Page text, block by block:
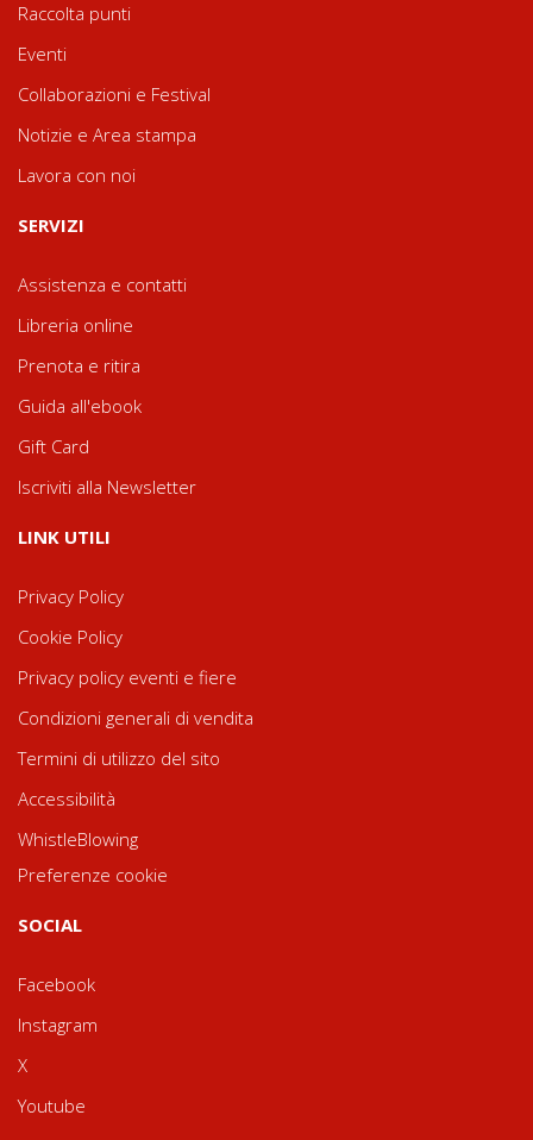
Raccolta punti
Eventi
Collaborazioni e Festival
Notizie e Area stampa
Lavora con noi
SERVIZI
Assistenza e contatti
Libreria online
Prenota e ritira
Guida all'ebook
Gift Card
Iscriviti alla Newsletter
LINK UTILI
Privacy Policy
Cookie Policy
Privacy policy eventi e fiere
Condizioni generali di vendita
Termini di utilizzo del sito
Accessibilità
WhistleBlowing
Preferenze cookie
SOCIAL
Facebook
Instagram
X
Youtube